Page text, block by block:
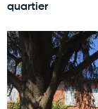
quartier